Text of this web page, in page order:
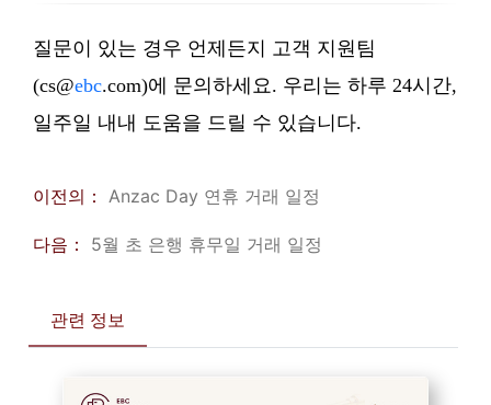
질문이 있는 경우 언제든지 고객 지원팀
(cs@ebc.com)에 문의하세요. 우리는 하루 24시간,
일주일 내내 도움을 드릴 수 있습니다.
이전의： Anzac Day 연휴 거래 일정
다음： 5월 초 은행 휴무일 거래 일정
관련 정보